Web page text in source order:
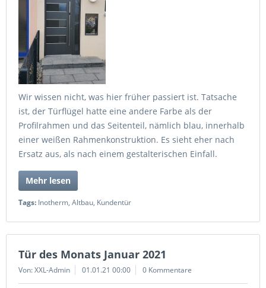
Wir wissen nicht, was hier früher passiert ist. Tatsache
ist, der Türflügel hatte eine andere Farbe als der
Profilrahmen und das Seitenteil, nämlich blau, innerhalb
einer weißen Rahmenkonstruktion. Es sieht eher nach
Ersatz aus, als nach einem gestalterischen Einfall.
Mehr lesen
Tags: Inotherm, Altbau, Kundentür
Tür des Monats Januar 2021
Von: XXL-Admin 01.01.21 00:00 0 Kommentare